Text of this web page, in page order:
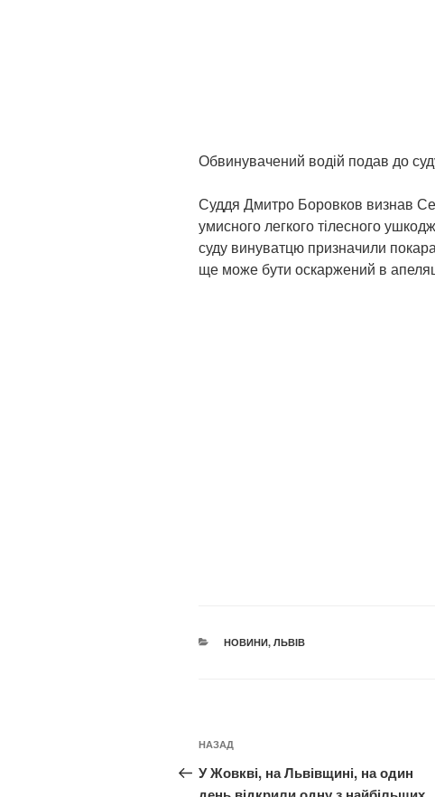
Обвинувачений водій подав до
Суддя Дмитро Боровков визнав
умисного легкого тілесного
суду винуватцю призначили
ще може бути оскаржений в
КАТЕГОРІЇ
НОВИНИ, ЛЬВІВ
Навігація
записів
Попередній
запис:
НАЗАД
У Жовкві, на Львівщині, на один